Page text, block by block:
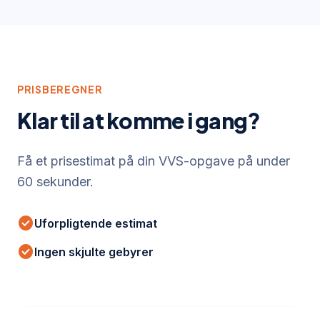
PRISBEREGNER
Klar til at komme i gang?
Få et prisestimat på din VVS-opgave på under
60 sekunder.
check_circleUforpligtende estimat
check_circleIngen skjulte gebyrer